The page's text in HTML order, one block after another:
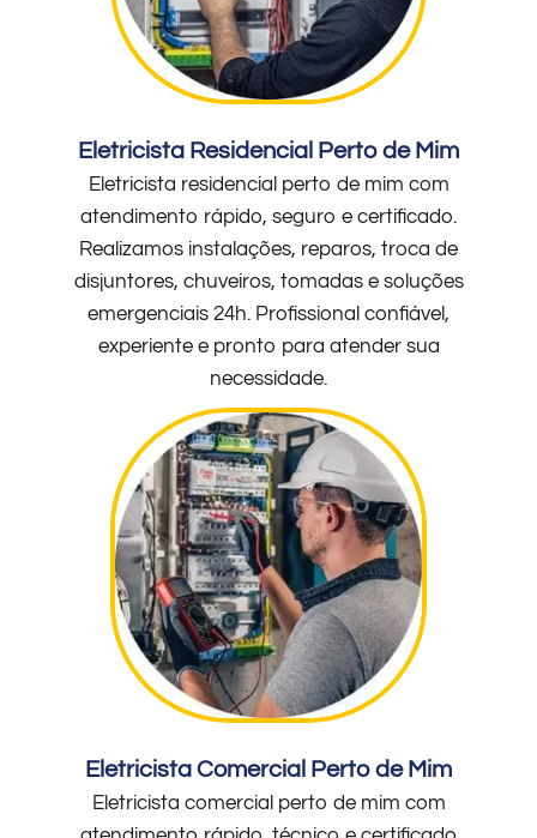
Eletricista Residencial Perto de Mim
Eletricista residencial perto de mim com
atendimento rápido, seguro e certificado.
Realizamos instalações, reparos, troca de
disjuntores, chuveiros, tomadas e soluções
emergenciais 24h. Profissional confiável,
experiente e pronto para atender sua
necessidade.
Eletricista Comercial Perto de Mim
Eletricista comercial perto de mim com